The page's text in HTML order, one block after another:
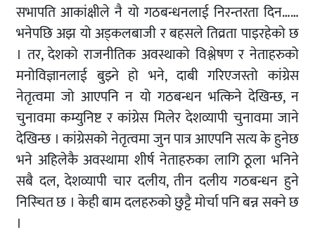
सभापति आकांक्षीले नै यो गठबन्धनलाई निरन्तरता दिन……
भनेपछि अझ यो अड्कलबाजी र बहसले तिव्रता पाइरहेको छ
। तर, देशको राजनीतिक अवस्थाको विश्लेषण र नेताहरुको
मनोविज्ञानलाई बुझ्ने हो भने, दाबी गरिएजस्तो कांग्रेस
नेतृत्वमा जो आएपनि न यो गठबन्धन भत्किने देखिन्छ, न
चुनावमा कम्युनिष्ट र कांग्रेस मिलेर देशव्यापी चुनावमा जाने
देखिन्छ । कांग्रेसको नेतृत्वमा जुन पात्र आएपनि सत्य के हुनेछ
भने अहिलेकै अवस्थामा शीर्ष नेताहरुका लागि ठूला भनिने
सबै दल, देशव्यापी चार दलीय, तीन दलीय गठबन्धन हुने
निस्चित छ । केही बाम दलहरुको छुट्टै मोर्चा पनि बन्न सक्ने छ
।